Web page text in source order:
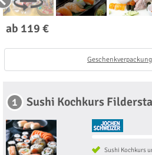
ab 119 €
1 Sushi Kochkurs
Sushi Kochkurs